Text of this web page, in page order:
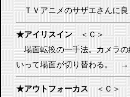
ＴＶアニメのサザエさんに
★アイリスイン＜Ｃ＞
場面転換の一手法。カメラの
いって場面が切り替わる。
★アウトフォーカス ＜Ｃ＞